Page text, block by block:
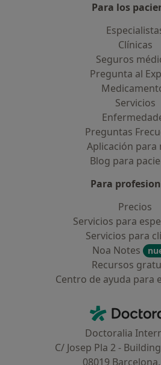
Para los
Clínicas
Seguros
Pregunta al
Servicios
Preguntas
Aplicación para
Blog para
Para
Precios
Servicios para
Servicios para
Noa Notes
Recursos
Centro de ayuda para
Doctoralia
C/ Josep Pla 2 -
08019